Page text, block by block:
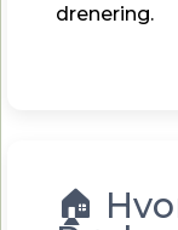
drenering.
🏠